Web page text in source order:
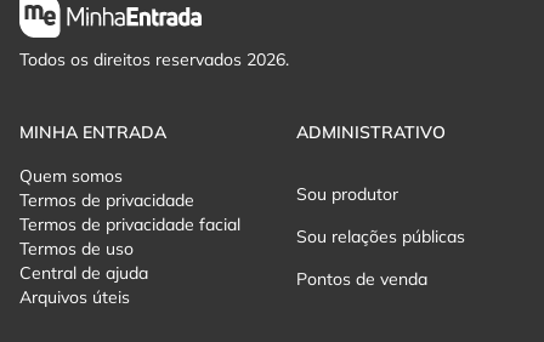
Todos os direitos reservados 2026.
MINHA ENTRADA
Quem somos
Termos de privacidade
Termos de privacidade facial
Termos de uso
Central de ajuda
Arquivos úteis
ADMINISTRATIVO
Sou produtor
Sou relações públicas
Pontos de venda